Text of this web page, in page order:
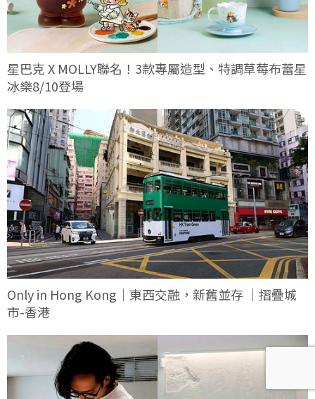
星巴克 X MOLLY聯名！3款專屬造型、特調草莓布蕾星
冰樂8/10登場
Only in Hong Kong｜東西交融，新舊並存 ｜摺疊城
市-香港